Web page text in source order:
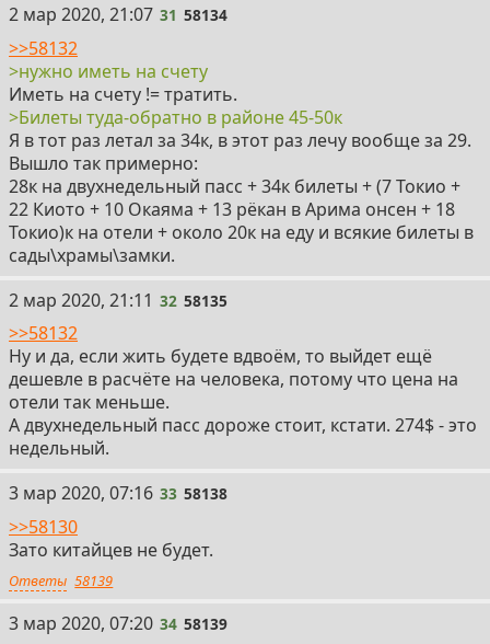
31
2 мар 2020, 21:07 31 58134
>>58132
>нужно иметь на счету
Иметь на счету != тратить.
>Билеты туда-обратно в районе 45-50к
Я в тот раз летал за 34к, в этот раз лечу вообще за 29.
Вышло так примерно:
28к на двухнедельный пасс + 34к билеты + (7 Токио +
22 Киото + 10 Окаяма + 13 рёкан в Арима онсен + 18
Токио)к на отели + около 20к на еду и всякие билеты в
сады\храмы\замки.
32
2 мар 2020, 21:11 32 58135
>>58132
Ну и да, если жить будете вдвоём, то выйдет ещё
дешевле в расчёте на человека, потому что цена на
отели так меньше.
А двухнедельный пасс дороже стоит, кстати. 274$ - это
недельный.
33
3 мар 2020, 07:16 33 58138
>>58130
Зато китайцев не будет.
Ответы 58139
34
3 мар 2020, 07:20 34 58139